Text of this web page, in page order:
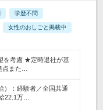
学歴不問
女性のおしごと掲載中
を考慮 ★定時退社が基
また…
）：経験者／全国共通
22.1万…